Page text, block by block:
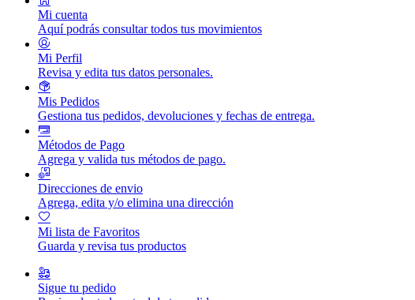
Mi cuenta
Aquí podrás consultar todos tus movimientos
Mi Perfil
Revisa y edita tus datos personales.
Mis Pedidos
Gestiona tus pedidos, devoluciones y fechas de entrega.
Métodos de Pago
Agrega y valida tus métodos de pago.
Direcciones de envio
Agrega, edita y/o elimina una dirección
Mi lista de Favoritos
Guarda y revisa tus productos
Sigue tu pedido